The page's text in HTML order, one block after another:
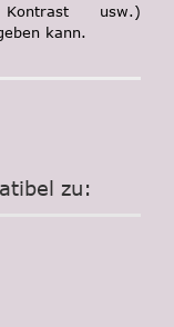
Kontrast usw.)
kann.
zu: